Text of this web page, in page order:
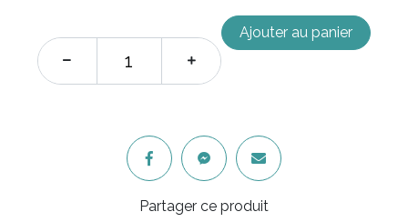
Ajouter au panier
Partager ce produit